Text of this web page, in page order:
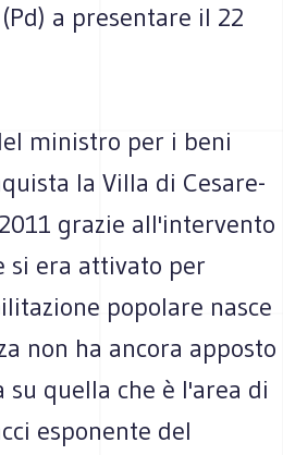
a presentare il 22
ministro per i beni
la Villa di Cesare-
grazie all'intervento
si era attivato per
popolare nasce
non ha ancora apposto
quella che è l'area di
esponente del